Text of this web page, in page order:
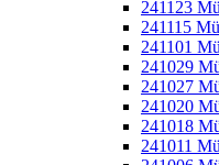
241123
241115
241101
241029
241027
241020
241018
241011